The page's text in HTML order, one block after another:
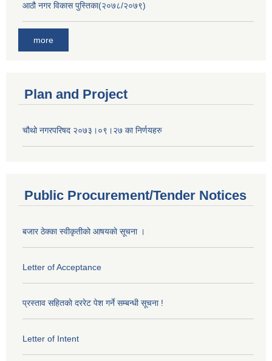
आठौ नगर विकास पुस्तिका(२०७८/२०७९)
more
Plan and Project
चौथो नगरपरिषद २०७३।०९।२७ का निर्णयहरु
Public Procurement/Tender Notices
बजार ठेक्का स्वीकृतीकाे आषयकाे सूचना ।
Letter of Acceptance
प्रस्ताव सहितकाे दररेट पेश गर्ने सम्बन्धी सूचना !
Letter of Intent